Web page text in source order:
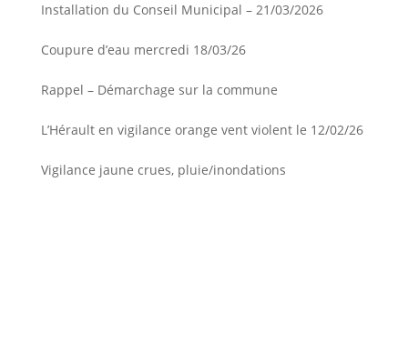
Installation du Conseil Municipal – 21/03/2026
Coupure d’eau mercredi 18/03/26
Rappel – Démarchage sur la commune
L’Hérault en vigilance orange vent violent le 12/02/26
Vigilance jaune crues, pluie/inondations